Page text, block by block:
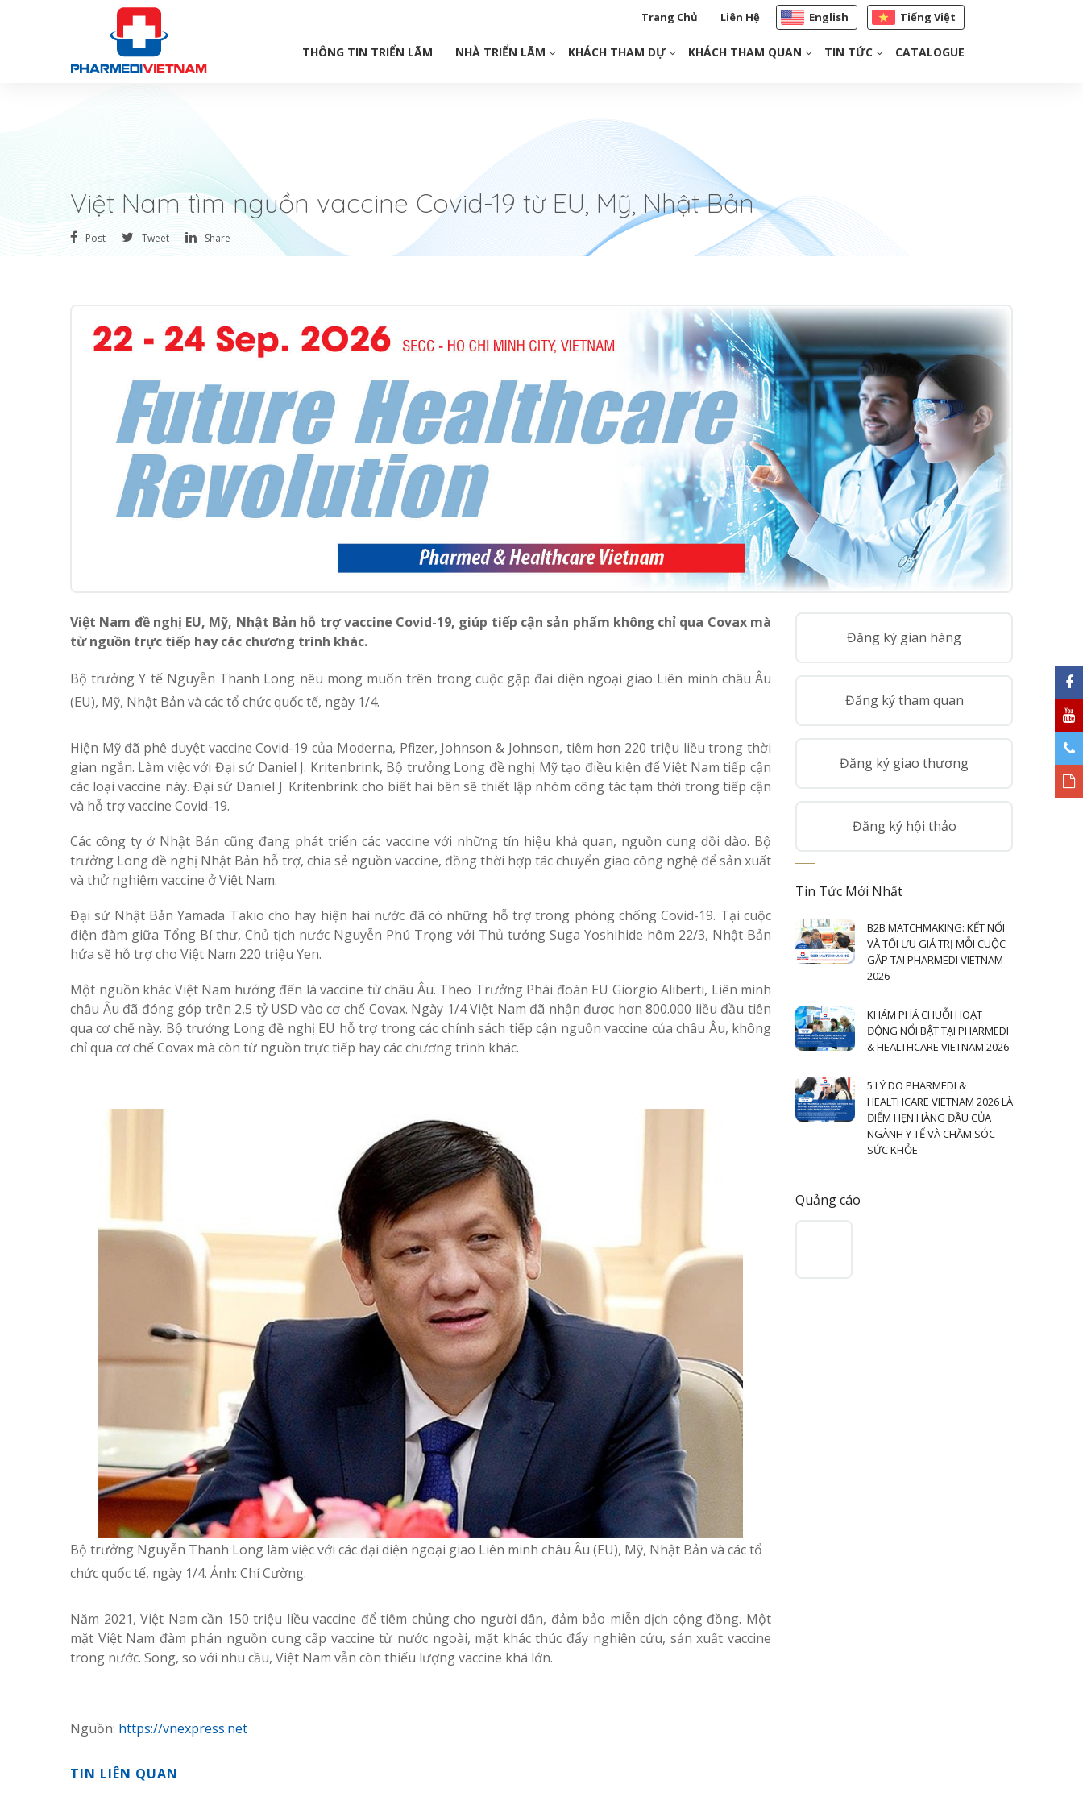
Trang Chủ Liên Hệ English Tiếng Việt
THÔNG TIN TRIỂN LÃM NHÀ TRIỂN LÃM KHÁCH THAM DỰ KHÁCH THAM QUAN TIN TỨC CATALOGUE
Việt Nam tìm nguồn vaccine Covid-19 từ EU, Mỹ, Nhật Bản
Post Tweet Share
Việt Nam đề nghị EU, Mỹ, Nhật Bản hỗ trợ vaccine Covid-19, giúp tiếp cận sản phẩm không chỉ qua Covax mà
từ nguồn trực tiếp hay các chương trình khác.
Bộ trưởng Y tế Nguyễn Thanh Long nêu mong muốn trên trong cuộc gặp đại diện ngoại giao Liên minh châu Âu
(EU), Mỹ, Nhật Bản và các tổ chức quốc tế, ngày 1/4.
Hiện Mỹ đã phê duyệt vaccine Covid-19 của Moderna, Pfizer, Johnson & Johnson, tiêm hơn 220 triệu liều trong thời
gian ngắn. Làm việc với Đại sứ Daniel J. Kritenbrink, Bộ trưởng Long đề nghị Mỹ tạo điều kiện để Việt Nam tiếp cận
các loại vaccine này. Đại sứ Daniel J. Kritenbrink cho biết hai bên sẽ thiết lập nhóm công tác tạm thời trong tiếp cận
và hỗ trợ vaccine Covid-19.
Các công ty ở Nhật Bản cũng đang phát triển các vaccine với những tín hiệu khả quan, nguồn cung dồi dào. Bộ
trưởng Long đề nghị Nhật Bản hỗ trợ, chia sẻ nguồn vaccine, đồng thời hợp tác chuyển giao công nghệ để sản xuất
và thử nghiệm vaccine ở Việt Nam.
Đại sứ Nhật Bản Yamada Takio cho hay hiện hai nước đã có những hỗ trợ trong phòng chống Covid-19. Tại cuộc
điện đàm giữa Tổng Bí thư, Chủ tịch nước Nguyễn Phú Trọng với Thủ tướng Suga Yoshihide hôm 22/3, Nhật Bản
hứa sẽ hỗ trợ cho Việt Nam 220 triệu Yen.
Một nguồn khác Việt Nam hướng đến là vaccine từ châu Âu. Theo Trưởng Phái đoàn EU Giorgio Aliberti, Liên minh
châu Âu đã đóng góp trên 2,5 tỷ USD vào cơ chế Covax. Ngày 1/4 Việt Nam đã nhận được hơn 800.000 liều đầu tiên
qua cơ chế này. Bộ trưởng Long đề nghị EU hỗ trợ trong các chính sách tiếp cận nguồn vaccine của châu Âu, không
chỉ qua cơ chế Covax mà còn từ nguồn trực tiếp hay các chương trình khác.
Bộ trưởng Nguyễn Thanh Long làm việc với các đại diện ngoại giao Liên minh châu Âu (EU), Mỹ, Nhật Bản và các tổ
chức quốc tế, ngày 1/4. Ảnh: Chí Cường.
Năm 2021, Việt Nam cần 150 triệu liều vaccine để tiêm chủng cho người dân, đảm bảo miễn dịch cộng đồng. Một
mặt Việt Nam đàm phán nguồn cung cấp vaccine từ nước ngoài, mặt khác thúc đẩy nghiên cứu, sản xuất vaccine
trong nước. Song, so với nhu cầu, Việt Nam vẫn còn thiếu lượng vaccine khá lớn.
Nguồn: https://vnexpress.net
TIN LIÊN QUAN
Đăng ký gian hàng
Đăng ký tham quan
Đăng ký giao thương
Đăng ký hội thảo
Tin Tức Mới Nhất
B2B MATCHMAKING: KẾT NỐI
VÀ TỐI ƯU GIÁ TRỊ MỖI CUỘC
GẶP TẠI PHARMEDI VIETNAM
2026
KHÁM PHÁ CHUỖI HOẠT
ĐỘNG NỔI BẬT TẠI PHARMEDI
& HEALTHCARE VIETNAM 2026
5 LÝ DO PHARMEDI &
HEALTHCARE VIETNAM 2026 LÀ
ĐIỂM HẸN HÀNG ĐẦU CỦA
NGÀNH Y TẾ VÀ CHĂM SÓC
SỨC KHỎE
Quảng cáo